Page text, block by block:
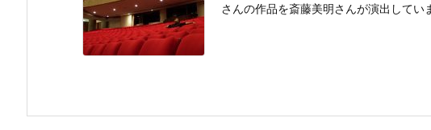
さんの作品を斎藤美明さんが演出してい